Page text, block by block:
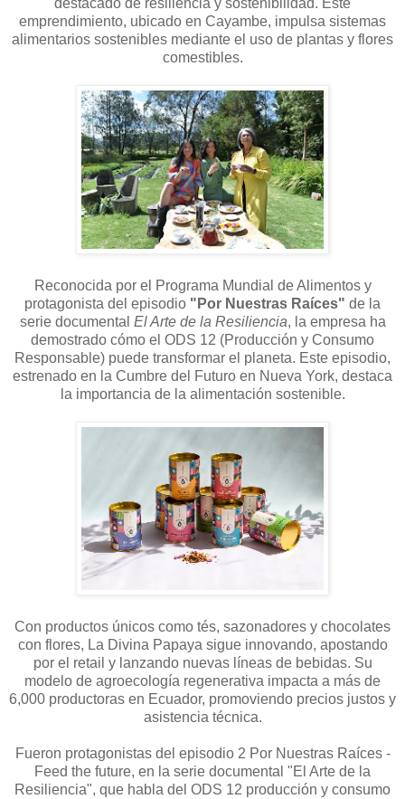
destacado de resiliencia y sostenibilidad. Este
emprendimiento, ubicado en Cayambe, impulsa sistemas
alimentarios sostenibles mediante el uso de plantas y flores
comestibles.
Reconocida por el Programa Mundial de Alimentos y
protagonista del episodio "Por Nuestras Raíces" de la
serie documental El Arte de la Resiliencia, la empresa ha
demostrado cómo el ODS 12 (Producción y Consumo
Responsable) puede transformar el planeta. Este episodio,
estrenado en la Cumbre del Futuro en Nueva York, destaca
la importancia de la alimentación sostenible.
Con productos únicos como tés, sazonadores y chocolates
con flores, La Divina Papaya sigue innovando, apostando
por el retail y lanzando nuevas líneas de bebidas. Su
modelo de agroecología regenerativa impacta a más de
6,000 productoras en Ecuador, promoviendo precios justos y
asistencia técnica.
Fueron protagonistas del episodio 2 Por Nuestras Raíces -
Feed the future, en la serie documental "El Arte de la
Resiliencia", que habla del ODS 12 producción y consumo